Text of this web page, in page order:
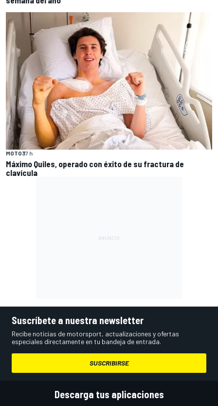
MOTO37 h
Máximo Quiles, operado con éxito de su fractura de
clavícula
Suscríbete a nuestra newsletter
Recibe noticias de motorsport, actualizaciones y ofertas
especiales directamente en tu bandeja de entrada.
SUSCRIBIRSE
Descarga tus aplicaciones